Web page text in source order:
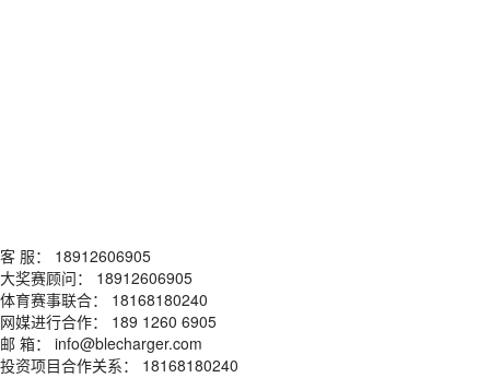
客 服： 18912606905
大奖赛顾问： 18912606905
体育赛事联合： 18168180240
网媒进行合作： 189 1260 6905
邮 箱： info@blecharger.com
投资项目合作关系： 18168180240